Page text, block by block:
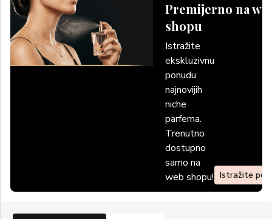
Premijerno na
shopu
Istražite
ekskluzivnu
ponudu
najnovijih
niche
parfema.
Trenutno
dostupno
samo na
web shopu! Istražite